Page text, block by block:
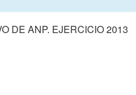
DE ANP. EJERCICIO 2013